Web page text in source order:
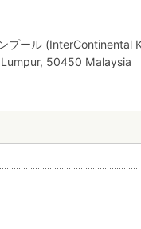
プール (InterContinental
50450 Malaysia